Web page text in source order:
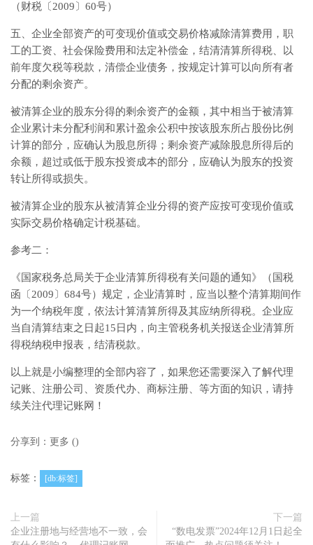
（财税〔2009〕60号）
五、企业全部资产的可变现价值或交易价格减除清算费用，职
工的工资、社会保险费用和法定补偿金，结清清算所得税、以
前年度欠税等税款，清偿企业债务，按规定计算可以向所有者
分配的剩余资产。
被清算企业的股东分得的剩余资产的金额，其中相当于被清算
企业累计未分配利润和累计盈余公积中按该股东所占股份比例
计算的部分，应确认为股息所得；剩余资产减除股息所得后的
余额，超过或低于股东投资成本的部分，应确认为股东的投资
转让所得或损失。
被清算企业的股东从被清算企业分得的资产应按可变现价值或
实际交易价格确定计税基础。
参考二：
《国家税务总局关于企业清算所得税有关问题的通知》（国税
函〔2009〕684号）规定，企业清算时，应当以整个清算期间作
为一个纳税年度，依法计算清算所得及其应纳所得税。企业应
当自清算结束之日起15日内，向主管税务机关报送企业清算所
得税纳税申报表，结清税款。
以上就是小编整理的全部内容了，如果您还需要深入了解代理
记账、注册公司、资质代办、商标注册、等方面的知识，请持
续关注代理记账网！
分享到： 更多 ()
标签： [db:标签]
上一篇
企业注册地与经营地不一致，会
下一篇
“数电发票”2024年12月1日起全